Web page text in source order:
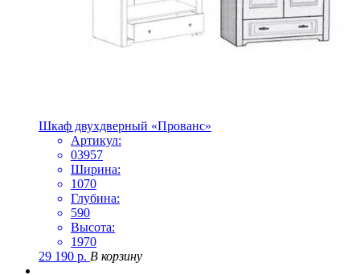
Шкаф двухдверный «Прованс»
Артикул:
03957
Ширина:
1070
Глубина:
590
Высота:
1970
29 190 р. В корзину